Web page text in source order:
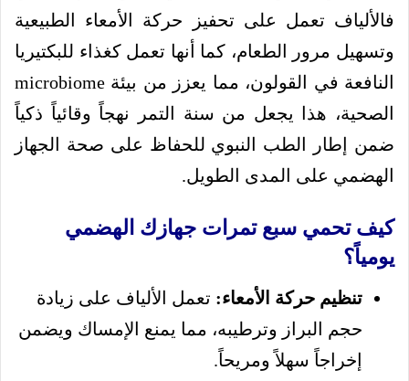
فالألياف تعمل على تحفيز حركة الأمعاء الطبيعية
وتسهيل مرور الطعام، كما أنها تعمل كغذاء للبكتيريا
النافعة في القولون، مما يعزز من بيئة microbiome
الصحية، هذا يجعل من سنة التمر نهجاً وقائياً ذكياً
ضمن إطار الطب النبوي للحفاظ على صحة الجهاز
الهضمي على المدى الطويل.
كيف تحمي سبع تمرات جهازك الهضمي
يومياً؟
تنظيم حركة الأمعاء: تعمل الألياف على زيادة
حجم البراز وترطيبه، مما يمنع الإمساك ويضمن
إخراجاً سهلاً ومريحاً.